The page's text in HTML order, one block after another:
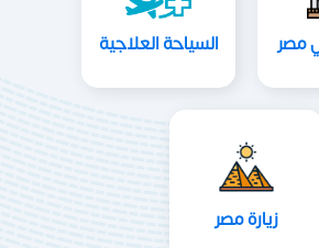
مصر السياحة العلاجية
زيارة مصر